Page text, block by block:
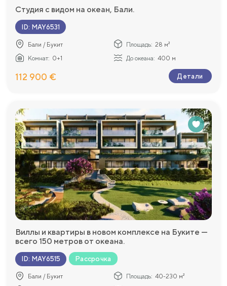
Студия с видом на океан, Бали.
ID: MAY6531
Бали / Букит Площадь: 28 м²
Комнат: 0+1 До океана: 400 м
112 900 € Детали
Виллы и квартиры в новом комплексе на Буките —
всего 150 метров от океана.
ID: MAY6515 Рассрочка
Бали / Букит Площадь: 40-230 м²